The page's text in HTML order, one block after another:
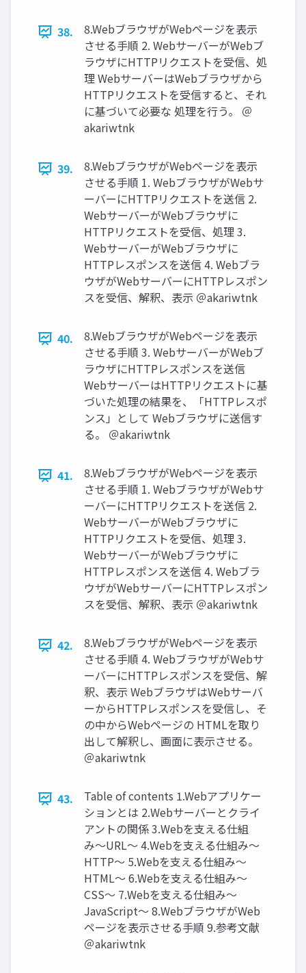
38.
8.WebブラウザがWebページを表⽰
させる⼿順 2. WebサーバーがWebブ
ラウザにHTTPリクエストを受信、処
理 WebサーバーはWebブラウザから
HTTPリクエストを受信すると、それ
に基づいて必要な 処理を⾏う。 ＠
akariwtnk
39.
8.WebブラウザがWebページを表⽰
させる⼿順 1. WebブラウザがWebサ
ーバーにHTTPリクエストを送信 2.
WebサーバーがWebブラウザに
HTTPリクエストを受信、処理 3.
WebサーバーがWebブラウザに
HTTPレスポンスを送信 4. Webブラ
ウザがWebサーバーにHTTPレスポン
スを受信、解釈、表⽰ ＠akariwtnk
40.
8.WebブラウザがWebページを表⽰
させる⼿順 3. WebサーバーがWebブ
ラウザにHTTPレスポンスを送信
WebサーバーはHTTPリクエストに基
づいた処理の結果を、「HTTPレスポ
ンス」として Webブラウザに送信す
る。 ＠akariwtnk
41.
8.WebブラウザがWebページを表⽰
させる⼿順 1. WebブラウザがWebサ
ーバーにHTTPリクエストを送信 2.
WebサーバーがWebブラウザに
HTTPリクエストを受信、処理 3.
WebサーバーがWebブラウザに
HTTPレスポンスを送信 4. Webブラ
ウザがWebサーバーにHTTPレスポン
スを受信、解釈、表⽰ ＠akariwtnk
42.
8.WebブラウザがWebページを表⽰
させる⼿順 4. WebブラウザがWebサ
ーバーにHTTPレスポンスを受信、解
釈、表⽰ WebブラウザはWebサーバ
ーからHTTPレスポンスを受信し、そ
の中からWebページの HTMLを取り
出して解釈し、画⾯に表⽰させる。
＠akariwtnk
43.
Table of contents 1.Webアプリケー
ションとは 2.Webサーバーとクライ
アントの関係 3.Webを⽀える仕組
み〜URL〜 4.Webを⽀える仕組み〜
HTTP〜 5.Webを⽀える仕組み〜
HTML〜 6.Webを⽀える仕組み〜
CSS〜 7.Webを⽀える仕組み〜
JavaScript〜 8.WebブラウザがWeb
ページを表⽰させる⼿順 9.参考⽂献
＠akariwtnk